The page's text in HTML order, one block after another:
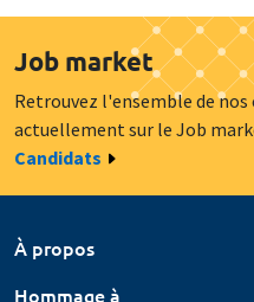
Job market
Retrouvez l'ensemble de
actuellement sur le Job
Candidats
À propos
Hommage à